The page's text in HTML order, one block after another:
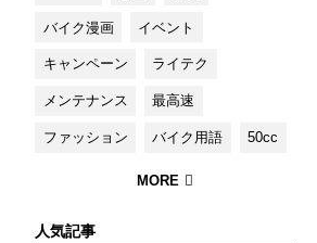
バイク漫画 イベント
キャンペーン ライテク
メンテナンス 最高速
ファッション バイク用語 50cc
人気記事